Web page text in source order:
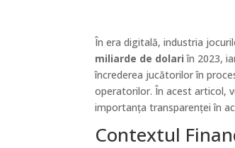
În era digitală, industria
miliarde de dolari în 2023,
încrederea jucătorilor în
operatorilor. În acest articol,
importanța transparenței în
Contextul